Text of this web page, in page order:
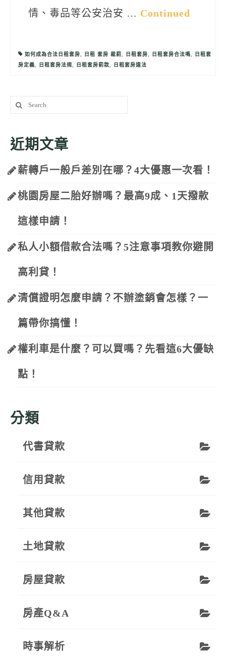
情、毒品等公安治安 … Continued
如何成為合法日租套房, 日租 套房 裁罰, 日租套房, 日租套房合法嗎,
日租套
房定義, 日租套房法規, 日租套房罰款, 日租套房違法
Search
for:
近期文章
薪轉戶一般戶差別在哪？4大優惠一次看！
桃園房屋二胎好辦嗎？最高9成、1天撥款
這樣申請！
私人小額借款合法嗎？5注意事項教你避開
高利貸！
清償證明怎麼申請？不辦塗銷會怎樣？一
篇帶你搞懂！
權利車是什麼？可以買嗎？先看這6大優缺
點！
分類
代書貸款
信用貸款
其他貸款
土地貸款
房屋貸款
房產Q&A
時事解析